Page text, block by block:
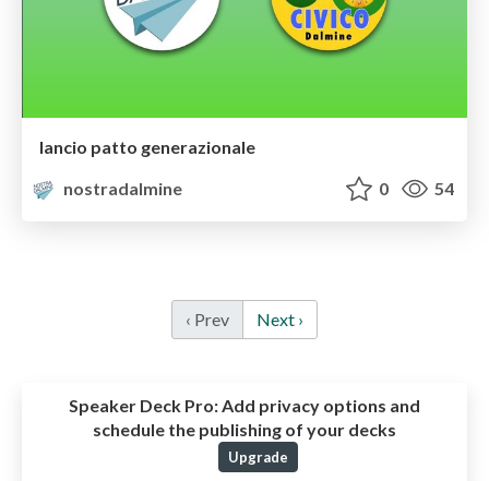
lancio patto generazionale
nostradalmine
0 54
‹ Prev Next ›
Speaker Deck Pro:Add privacy options and
schedule the publishing of your decks
Upgrade